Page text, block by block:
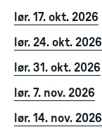
lør. 17. okt. 2026
lør. 24. okt. 2026
lør. 31. okt. 2026
lør. 7. nov. 2026
lør. 14. nov. 2026